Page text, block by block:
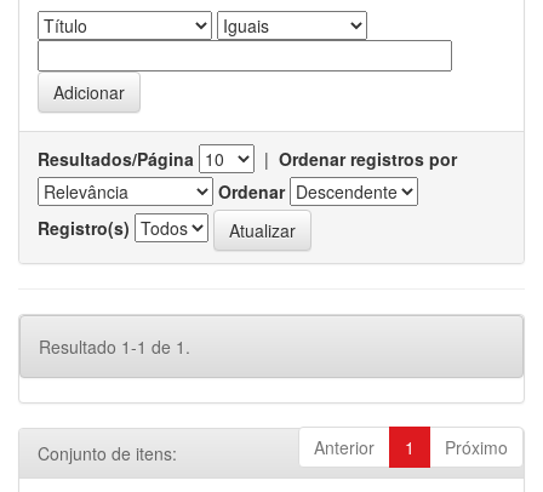
Resultados/Página | Ordenar registros por
Ordenar
Registro(s)
Resultado 1-1 de 1.
Anterior 1 Próximo
Conjunto de itens: